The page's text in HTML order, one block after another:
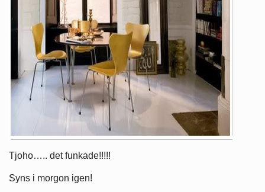
Tjoho….. det funkade!!!!!
Syns i morgon igen!